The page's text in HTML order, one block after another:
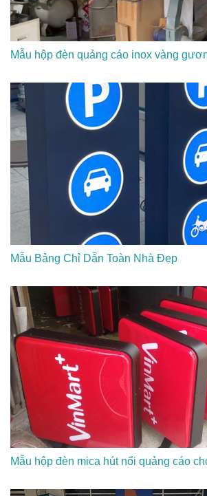
Mẫu hộp đèn quảng cáo inox vàng
Mẫu Bảng Chỉ Dẫn Toàn Nhà Đẹp
Mẫu hộp đèn mica hút nổi quảng cáo